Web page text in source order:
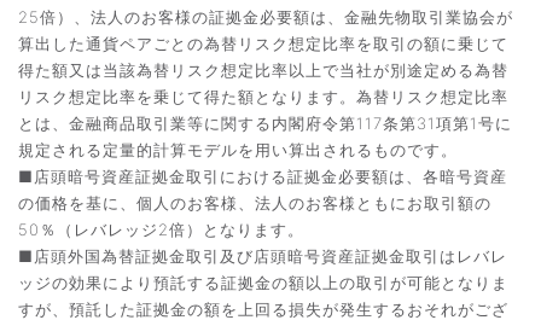
25倍）、法人のお客様の証拠金必要額は、金融先物取引業協会が
算出した通貨ペアごとの為替リスク想定比率を取引の額に乗じて
得た額又は当該為替リスク想定比率以上で当社が別途定める為替
リスク想定比率を乗じて得た額となります。為替リスク想定比率
とは、金融商品取引業等に関する内閣府令第117条第31項第1号に
規定される定量的計算モデルを用い算出されるものです。
■店頭暗号資産証拠金取引における証拠金必要額は、各暗号資産
の価格を基に、個人のお客様、法人のお客様ともにお取引額の
50％（レバレッジ2倍）となります。
■店頭外国為替証拠金取引及び店頭暗号資産証拠金取引はレバレ
ッジの効果により預託する証拠金の額以上の取引が可能となりま
すが、預託した証拠金の額を上回る損失が発生するおそれがござ